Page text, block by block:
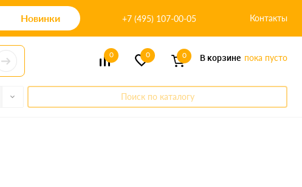
Новинки +7 (495) 107-00-05 Контакты
0 0 0 В корзине пока пусто
Поиск по каталогу